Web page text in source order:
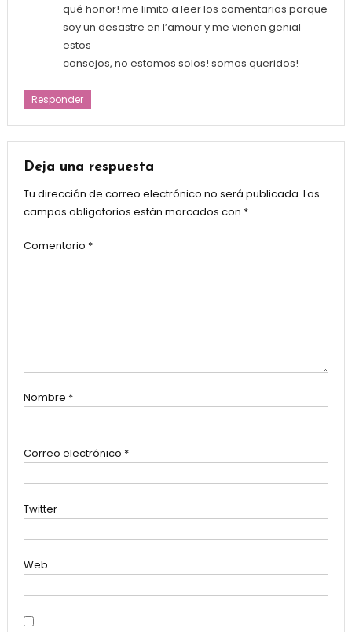
qué honor! me limito a leer los comentarios porque
soy un desastre en l’amour y me vienen genial
estos
consejos, no estamos solos! somos queridos!
Responder
Deja una respuesta
Tu dirección de correo electrónico no será publicada. Los
campos obligatorios están marcados con *
Comentario *
Nombre *
Correo electrónico *
Twitter
Web